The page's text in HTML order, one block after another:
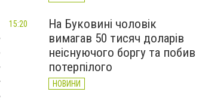
На Буковині чоловік
вимагав 50 тисяч доларів
неіснуючого боргу та побив
потерпілого
НОВИНИ
15:20